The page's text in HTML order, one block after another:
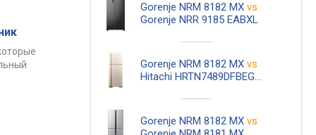
Gorenje NRM 8182 MX vs
Gorenje NRR 9185 EABXL
Gorenje NRM 8182 MX vs
Hitachi HRTN7489DFBEGCS
Gorenje NRM 8182 MX vs